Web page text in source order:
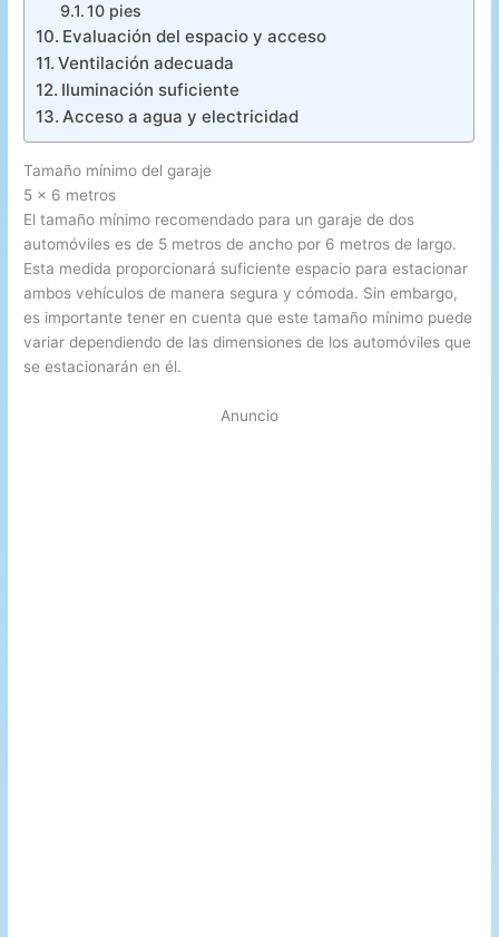
10 pies
Evaluación del espacio y acceso
Ventilación adecuada
Iluminación suficiente
Acceso a agua y electricidad
Tamaño mínimo del garaje
5 x 6 metros
El tamaño mínimo recomendado para un garaje de dos
automóviles es de 5 metros de ancho por 6 metros de largo.
Esta medida proporcionará suficiente espacio para estacionar
ambos vehículos de manera segura y cómoda. Sin embargo,
es importante tener en cuenta que este tamaño mínimo puede
variar dependiendo de las dimensiones de los automóviles que
se estacionarán en él.
Anuncio